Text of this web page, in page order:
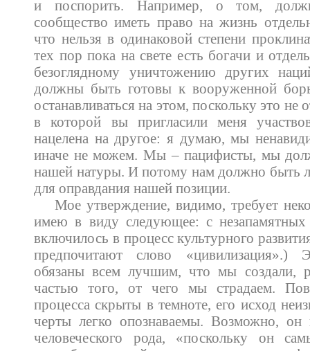
и поспорить. Например, о том,
сообщество иметь право на жизнь
что нельзя в одинаковой степени
тех пор пока на свете есть богачи и
безоглядному уничтожению других
должны быть готовы к вооруженной
останавливаться на этом, поскольку это не
в которой вы пригласили меня
нацелена на другое: я думаю, мы
иначе не можем. Мы – пацифисты, мы
нашей натуры. И потому нам должно быть
для оправдания нашей позиции.
Мое утверждение, видимо, требует
имею в виду следующее: с незапамятных
включилось в процесс культурного
предпочитают слово
обязаны всем лучшим, что мы создали,
частью того, от чего мы страдаем.
процесса скрыты в темноте, его исход
черты легко опознаваемы. Возможно, он
человеческого рода, «поскольку он